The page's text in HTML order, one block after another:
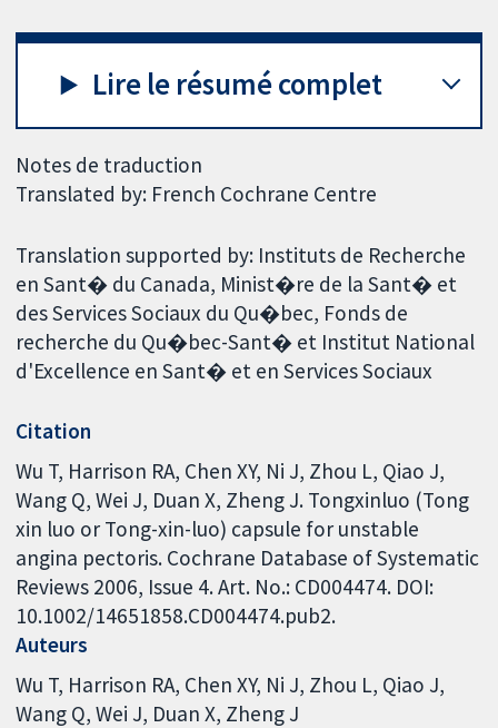
Lire le résumé complet
Notes de traduction
Translated by: French Cochrane Centre
Translation supported by: Instituts de Recherche
en Sant� du Canada, Minist�re de la Sant� et
des Services Sociaux du Qu�bec, Fonds de
recherche du Qu�bec-Sant� et Institut National
d'Excellence en Sant� et en Services Sociaux
Citation
Wu T, Harrison RA, Chen XY, Ni J, Zhou L, Qiao J,
Wang Q, Wei J, Duan X, Zheng J. Tongxinluo (Tong
xin luo or Tong-xin-luo) capsule for unstable
angina pectoris. Cochrane Database of Systematic
Reviews 2006, Issue 4. Art. No.: CD004474. DOI:
10.1002/14651858.CD004474.pub2.
Auteurs
Wu T Harrison RA Chen XY Ni J Zhou L Qiao J
Wang Q Wei J Duan X Zheng J